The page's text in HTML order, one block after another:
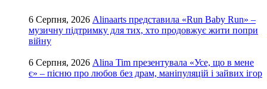
6 Серпня, 2026 Alinaarts представила «Run Baby Run» –
музичну підтримку для тих, хто продовжує жити попри
війну
6 Серпня, 2026 Alina Tim презентувала «Усе, що в мене
є» – пісню про любов без драм, маніпуляцій і зайвих ігор